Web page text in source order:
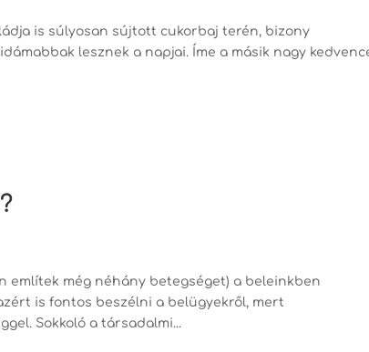
is súlyosan sújtott cukorbaj terén, bizony
lesznek a napjai. Íme a másik nagy
említek még néhány betegséget) a beleinkben
is fontos beszélni a belügyekről, mert
Sokkoló a társadalmi...